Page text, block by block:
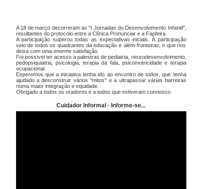
A 18 de março decorreram as "I Jornadas do Desenvolvimento Infantil",
resultantes do protocolo entre a Clínica Pronunciar e a Fapfeira.
A participação superou todas as expectativas iniciais. A participação
veio de todos os quadrantes da educação e além-fronteiras, o que nos
deixa com uma enorme satisfação.
Foi possível ter acesso a palestras de pediatria, neurodesenvolvimento,
pedopsiquiatria, psicologia, terapia da fala, psicomotricidade e terapia
ocupacional.
Esperemos que a iniciativa tenha ido ao encontro de todos, que tenha
ajudado a desconstruir vários "mitos" e a ultrapassar várias barreiras
numa maior integração e equidade.
Obrigado a todos os oradores e a todos que estiveram connosco.
Cuidador Informal - Informe-se...